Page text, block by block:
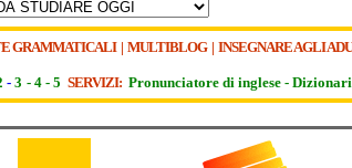
GRAMMATICALI| MULTIBLOG| INSEGNARE AGLI
- 3 - 4 - 5 SERVIZI: Pronunciatore di inglese -